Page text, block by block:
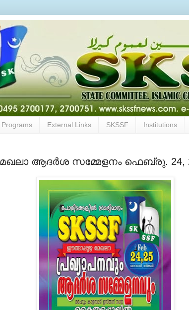
External Links SKSSF Institutions
ആദര്‍ശ സമ്മേളനം ഫെബ്രു. 24,